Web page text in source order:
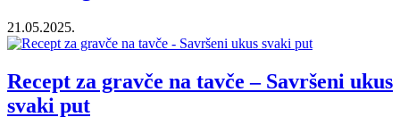
21.05.2025.
Recept za gravče na tavče – Savršeni ukus
svaki put